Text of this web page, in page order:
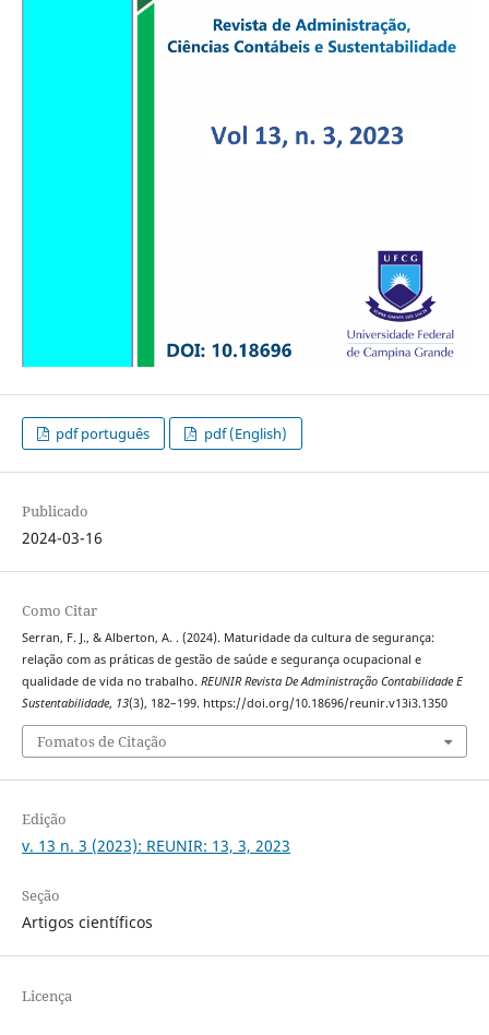
pdf português pdf (English)
Publicado
2024-03-16
Como Citar
Serran, F. J., & Alberton, A. . (2024). Maturidade da cultura de segurança:
relação com as práticas de gestão de saúde e segurança ocupacional e
qualidade de vida no trabalho. REUNIR Revista De Administração Contabilidade E
Sustentabilidade, 13(3), 182–199. https://doi.org/10.18696/reunir.v13i3.1350
Fomatos de Citação
Edição
v. 13 n. 3 (2023): REUNIR: 13, 3, 2023
Seção
Artigos científicos
Licença